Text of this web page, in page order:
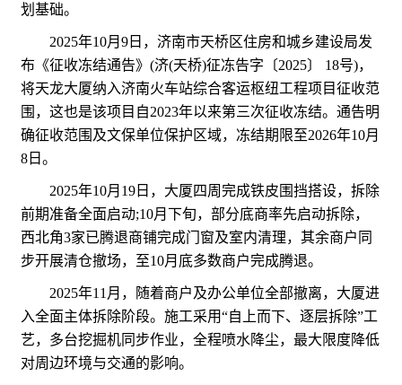
划基础。
2025年10月9日，济南市天桥区住房和城乡建设局发
布《征收冻结通告》(济(天桥)征冻告字〔2025〕 18号)，
将天龙大厦纳入济南火车站综合客运枢纽工程项目征收范
围，这也是该项目自2023年以来第三次征收冻结。通告明
确征收范围及文保单位保护区域，冻结期限至2026年10月
8日。
2025年10月19日，大厦四周完成铁皮围挡搭设，拆除
前期准备全面启动;10月下旬，部分底商率先启动拆除，
西北角3家已腾退商铺完成门窗及室内清理，其余商户同
步开展清仓撤场，至10月底多数商户完成腾退。
2025年11月，随着商户及办公单位全部撤离，大厦进
入全面主体拆除阶段。施工采用“自上而下、逐层拆除”工
艺，多台挖掘机同步作业，全程喷水降尘，最大限度降低
对周边环境与交通的影响。